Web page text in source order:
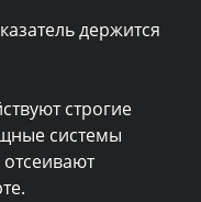
держится
строгие
системы